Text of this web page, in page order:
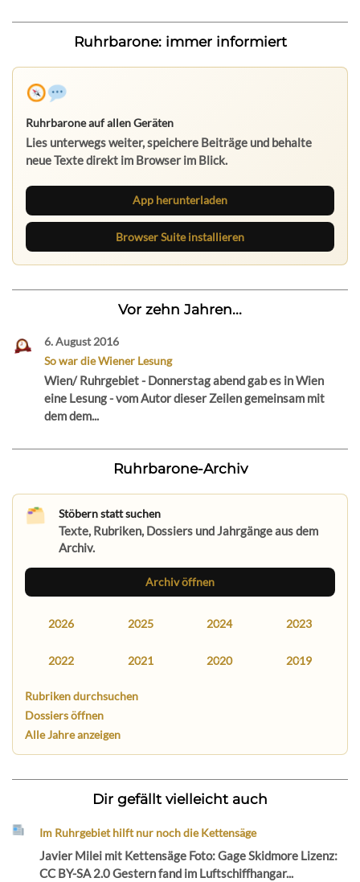
Ruhrbarone: immer informiert
Ruhrbarone auf allen Geräten
Lies unterwegs weiter, speichere Beiträge und behalte
neue Texte direkt im Browser im Blick.
App herunterladen
Browser Suite installieren
Vor zehn Jahren...
6. August 2016
So war die Wiener Lesung
Wien/ Ruhrgebiet - Donnerstag abend gab es in Wien
eine Lesung - vom Autor dieser Zeilen gemeinsam mit
dem dem...
Ruhrbarone-Archiv
Stöbern statt suchen
Texte, Rubriken, Dossiers und Jahrgänge aus dem
Archiv.
Archiv öffnen
2026 2025 2024 2023
2022 2021 2020 2019
Rubriken durchsuchen
Dossiers öffnen
Alle Jahre anzeigen
Dir gefällt vielleicht auch
Im Ruhrgebiet hilft nur noch die Kettensäge
Javier Milei mit Kettensäge Foto: Gage Skidmore Lizenz:
CC BY-SA 2.0 Gestern fand im Luftschiffhangar...